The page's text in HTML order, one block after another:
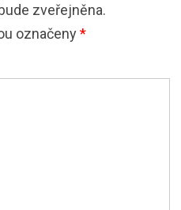
zveřejněna.
označeny*